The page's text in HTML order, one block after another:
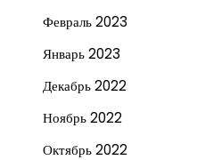
Февраль 2023
Январь 2023
Декабрь 2022
Ноябрь 2022
Октябрь 2022